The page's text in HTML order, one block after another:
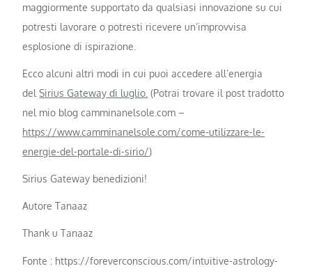
maggiormente supportato da qualsiasi innovazione su cui
potresti lavorare o potresti ricevere un’improvvisa
esplosione di ispirazione.
Ecco alcuni altri modi in cui puoi accedere all’energia
delSirius Gateway di luglio. (Potrai trovare il post tradotto
nel mio blog camminanelsole.com –
https://www.camminanelsole.com/come-utilizzare-le-
energie-del-portale-di-sirio/)
Sirius Gateway benedizioni!
Autore Tanaaz
Thank u Tanaaz
Fonte : https://foreverconscious.com/intuitive-astrology-